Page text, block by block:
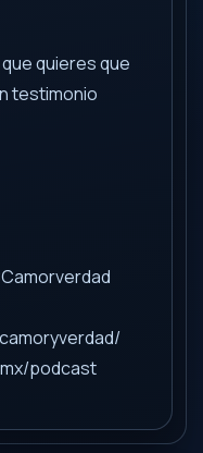
quieres que
testimonio
podcast